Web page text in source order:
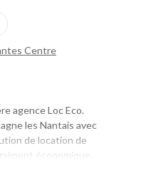
Centre
agence Loc Eco.
les Nantais avec
de location de
économique.
près de 1 000